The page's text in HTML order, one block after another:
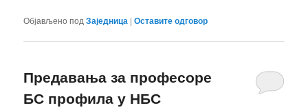
Објављено под Заједница |Оставите одговор
Предавања за професоре
БС профила у НБС